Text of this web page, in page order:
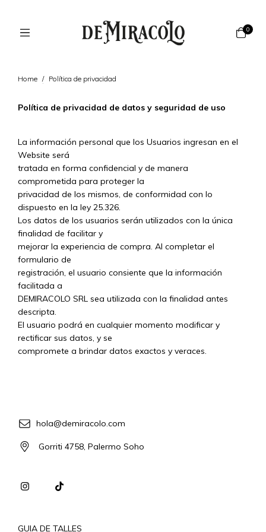
0
Home / Política de privacidad
Política de privacidad de datos y seguridad de uso
La información personal que los Usuarios ingresan en el
Website será
tratada en forma confidencial y de manera
comprometida para proteger la
privacidad de los mismos, de conformidad con lo
dispuesto en la ley 25.326.
Los datos de los usuarios serán utilizados con la única
finalidad de facilitar y
mejorar la experiencia de compra. Al completar el
formulario de
registración, el usuario consiente que la información
facilitada a
DEMIRACOLO SRL sea utilizada con la finalidad antes
descripta.
El usuario podrá en cualquier momento modificar y
rectificar sus datos, y se
compromete a brindar datos exactos y veraces.
hola@demiracolo.com
Gorriti 4758, Palermo Soho
GUIA DE TALLES